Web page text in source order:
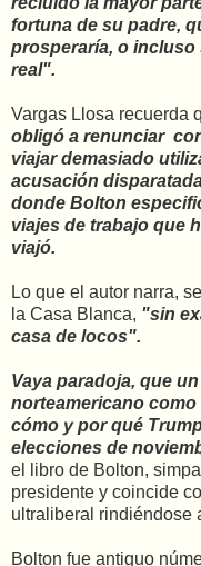
fortuna de su padre,
prosperaría, o incluso
real".
Vargas Llosa recuerda
obligó a renunciar
viajar demasiado
acusación
donde Bolton
viajes de trabajo que
viajó.
Lo que el autor narra,
la Casa Blanca, "sin
casa de locos".
Vaya paradoja, que
norteamericano
cómo y por qué
elecciones de
el libro de Bolton,
presidente y coincide
ultraliberal rindiéndose
Bolton fue antiguo